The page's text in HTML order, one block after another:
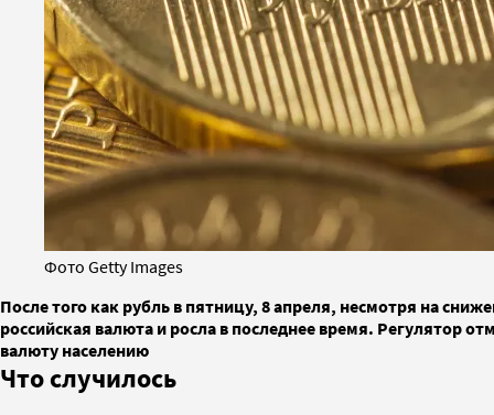
Фото Getty Images
После того как рубль в пятницу, 8 апреля, несмотря на
российская валюта и росла в последнее время. Регулятор
валюту населению
Что случилось